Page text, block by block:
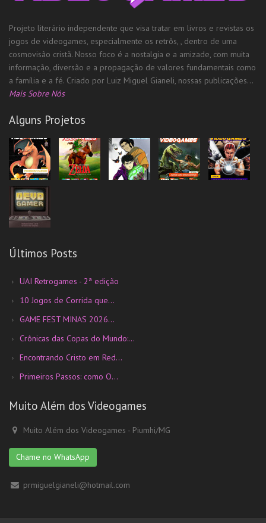
Projeto literário independente que visa tratar em livros e revistas os
jogos de videogames, especialmente os retrôs, , dentro de uma
cosmovisão cristã. Nosso foco é a nostalgia e a amizade, com muita
informação, diversão e a propagação de valores fundamentais como
a família e a fé. Criado por Luiz Miguel Gianeli, nossas publicações...
Mais Sobre Nós
Alguns Projetos
Últimos Posts
UAI Retrogames - 2ª edição
10 Jogos de Corrida que...
GAME FEST MINAS 2026...
Crônicas das Copas do Mundo:...
Encontrando Cristo em Red...
Primeiros Passos: como O...
Muito Além dos Videogames
Muito Além dos Videogames - Piumhi/MG
Chame no WhatsApp
prmiguelgianeli@hotmail.com